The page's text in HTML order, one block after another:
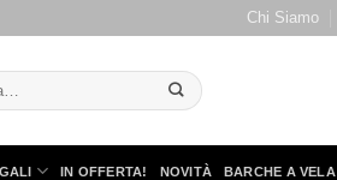
Chi Siamo
IN OFFERTA! NOVITÀ BARCHE A VELA